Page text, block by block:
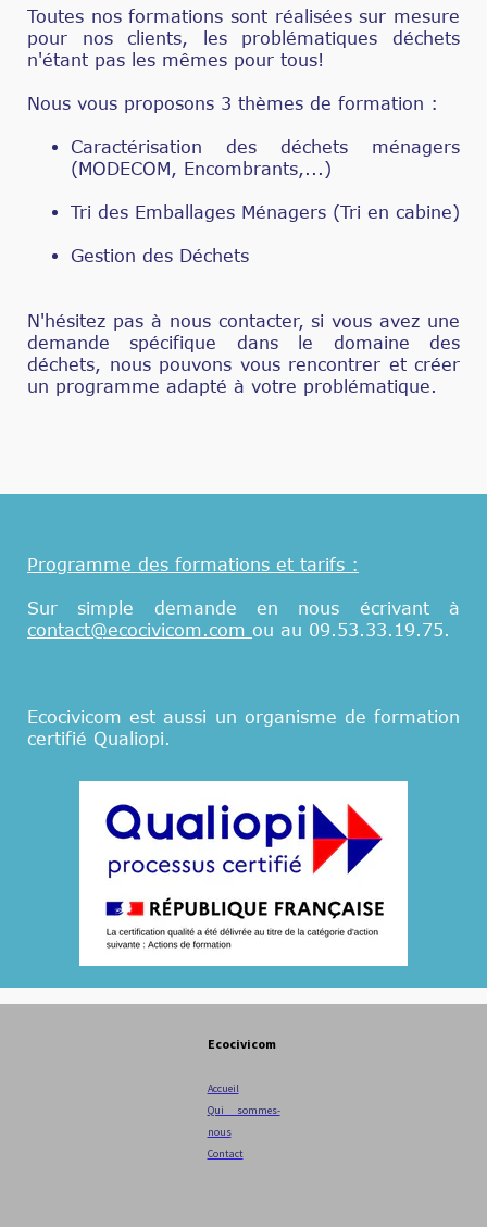
Toutes nos formations sont réalisées sur mesure
pour nos clients, les problématiques déchets
n'étant pas les mêmes pour tous!
Nous vous proposons 3 thèmes de formation :
Caractérisation des déchets ménagers
(MODECOM, Encombrants,...)
Tri des Emballages Ménagers (Tri en cabine)
Gestion des Déchets
N'hésitez pas à nous contacter, si vous avez une
demande spécifique dans le domaine des
déchets, nous pouvons vous rencontrer et créer
un programme adapté à votre problématique.
Programme des formations et tarifs :
Sur simple demande en nous écrivant à
contact@ecocivicom.com ou au 09.53.33.19.75.
Ecocivicom est aussi un organisme de formation
certifié Qualiopi.
Ecocivicom
Accueil
Qui sommes-
nous
Contact